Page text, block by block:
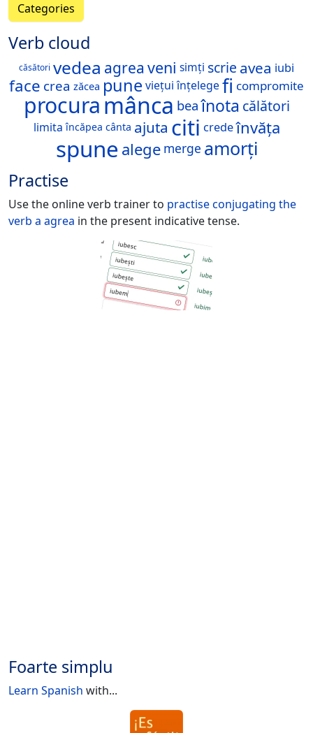
Categories
Verb cloud
căsători vedea agrea veni simți scrie avea iubi
face crea zăcea pune viețui înțelegefi compromite
procuramânca beaînota călători
limita încăpea cânta ajuta citi credeînvăța
spune alege merge amorți
Practise
Use the online verb trainer to practise conjugating the
verb a agrea in the present indicative tense.
Foarte simplu
Learn Spanish with...